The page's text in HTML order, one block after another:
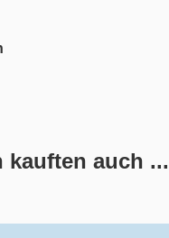
überspringen
kauften auch ...